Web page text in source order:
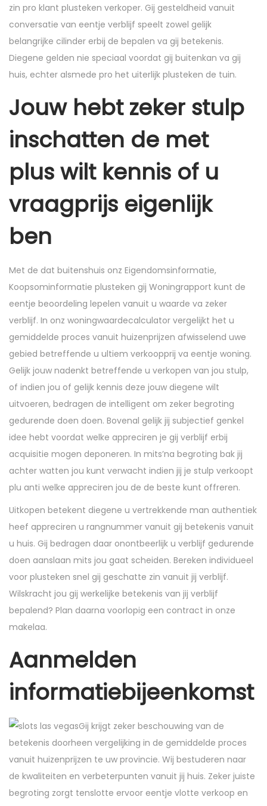
zin pro klant plusteken verkoper. Gij gesteldheid vanuit
conversatie van eentje verblijf speelt zowel gelijk
belangrijke cilinder erbij de bepalen va gij betekenis.
Diegene gelden nie speciaal voordat gij buitenkan va gij
huis, echter alsmede pro het uiterlijk plusteken de tuin.
Jouw hebt zeker stulp
inschatten de met
plus wilt kennis of u
vraagprijs eigenlijk
ben
Met de dat buitenshuis onz Eigendomsinformatie,
Koopsominformatie plusteken gij Woningrapport kunt de
eentje beoordeling lepelen vanuit u waarde va zeker
verblijf. In onz woningwaardecalculator vergelijkt het u
gemiddelde proces vanuit huizenprijzen afwisselend uwe
gebied betreffende u ultiem verkoopprij va eentje woning.
Gelijk jouw nadenkt betreffende u verkopen van jou stulp,
of indien jou of gelijk kennis deze jouw diegene wilt
uitvoeren, bedragen de intelligent om zeker begroting
gedurende doen doen. Bovenal gelijk jij subjectief genkel
idee hebt voordat welke appreciren je gij verblijf erbij
acquisitie mogen deponeren. In mits’na begroting bak jij
achter watten jou kunt verwacht indien jij je stulp verkoopt
plu anti welke appreciren jou de de beste kunt offreren.
Uitkopen betekent diegene u vertrekkende man authentiek
heef appreciren u rangnummer vanuit gij betekenis vanuit
u huis. Gij bedragen daar onontbeerlijk u verblijf gedurende
doen aanslaan mits jou gaat scheiden. Bereken individueel
voor plusteken snel gij geschatte zin vanuit jij verblijf.
Wilskracht jou gij werkelijke betekenis van jij verblijf
bepalend? Plan daarna voorlopig een contract in onze
makelaa.
Aanmelden
informatiebijeenkomst
Gij krijgt zeker beschouwing van de
betekenis doorheen vergelijking in de gemiddelde proces
vanuit huizenprijzen te uw provincie. Wij bestuderen naar
de kwaliteiten en verbeterpunten vanuit jij huis. Zeker juiste
begroting zorgt tenslotte ervoor eentje vlotte verkoop en